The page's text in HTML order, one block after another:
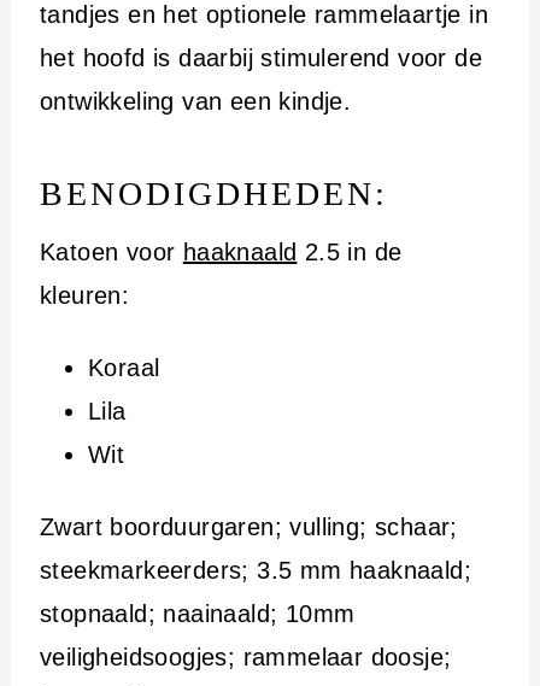
tandjes en het optionele rammelaartje in
het hoofd is daarbij stimulerend voor de
ontwikkeling van een kindje.
BENODIGDHEDEN:
Katoen voor haaknaald 2.5 in de
kleuren:
Koraal
Lila
Wit
Zwart boorduurgaren; vulling; schaar;
steekmarkeerders; 3.5 mm haaknaald;
stopnaald; naainaald; 10mm
veiligheidsoogjes; rammelaar doosje;